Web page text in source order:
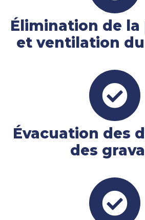
Élimination de la
et ventilation
Évacuation des
des